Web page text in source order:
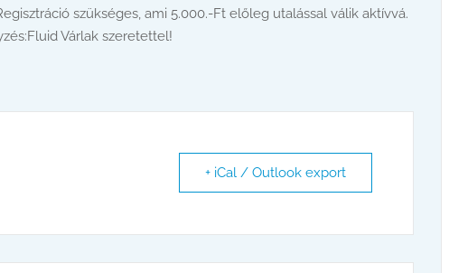
szükséges, ami 5.000.-Ft előleg utalással válik aktívvá.
Várlak szeretettel!
+ iCal / Outlook export